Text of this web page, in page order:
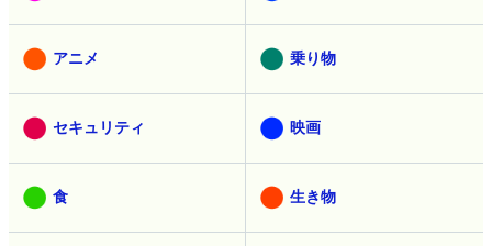
アニメ 乗り物
セキュリティ 映画
食 生き物